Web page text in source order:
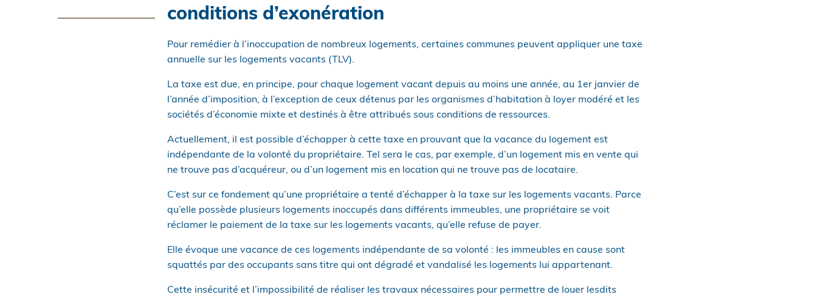
conditions d’exonération
Pour remédier à l’inoccupation de nombreux logements, certaines communes peuvent appliquer une taxe
annuelle sur les logements vacants (TLV).
La taxe est due, en principe, pour chaque logement vacant depuis au moins une année, au 1er janvier de
l’année d’imposition, à l’exception de ceux détenus par les organismes d’habitation à loyer modéré et les
sociétés d’économie mixte et destinés à être attribués sous conditions de ressources.
Actuellement, il est possible d’échapper à cette taxe en prouvant que la vacance du logement est
indépendante de la volonté du propriétaire. Tel sera le cas, par exemple, d’un logement mis en vente qui
ne trouve pas d’acquéreur, ou d’un logement mis en location qui ne trouve pas de locataire.
C’est sur ce fondement qu’une propriétaire a tenté d’échapper à la taxe sur les logements vacants. Parce
qu’elle possède plusieurs logements inoccupés dans différents immeubles, une propriétaire se voit
réclamer le paiement de la taxe sur les logements vacants, qu’elle refuse de payer.
Elle évoque une vacance de ces logements indépendante de sa volonté : les immeubles en cause sont
squattés par des occupants sans titre qui ont dégradé et vandalisé les logements lui appartenant.
Cette insécurité et l’impossibilité de réaliser les travaux nécessaires pour permettre de louer lesdits